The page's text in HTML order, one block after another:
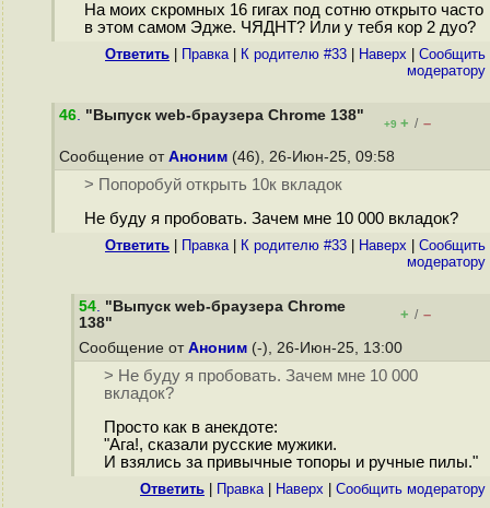
На моих скромных 16 гигах под сотню открыто часто
в этом самом Эдже. ЧЯДНТ? Или у тебя кор 2 дуо?
Ответить Правка| К родителю #33 Наверх
Cообщить
модератору
46. "Выпуск web-браузера Chrome 138"
+9 + / –
Сообщение от Аноним (46), 26-Июн-25, 09:58
> Попоробуй открыть 10к вкладок
Не буду я пробовать. Зачем мне 10 000 вкладок?
Ответить Правка| К родителю #33 Наверх
Cообщить
модератору
54. "Выпуск web-браузера Chrome
138"
+ / –
Сообщение от Аноним (-), 26-Июн-25, 13:00
> Не буду я пробовать. Зачем мне 10 000
вкладок?
Просто как в анекдоте:
"Ага!, сказали русские мужики.
И взялись за привычные топоры и ручные пилы."
Ответить Правка| Наверх Cообщить модератору